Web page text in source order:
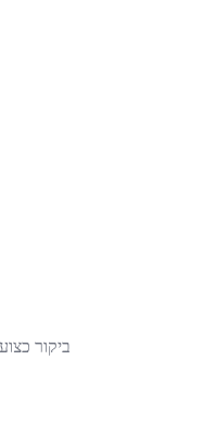
ביקור כצוער בה”ד 1